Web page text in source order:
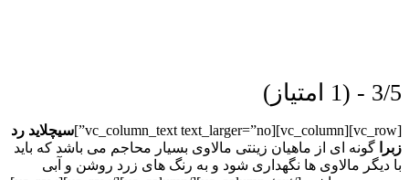
3/5 - (1 امتیاز)
[vc_row][vc_column][vc_column_text text_larger=”no”]
سیچلاید رد
زبرا
گونه ای از ماهیان زینتی مالاوی بسیار محاجم می باشد که باید
با دیگر مالاوی ها نگهداری شود و به رنگ های زرد روشن و آبی